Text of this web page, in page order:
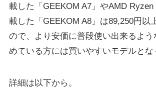
載した「GEEKOM A7」やAMD Ryzen
載した「GEEKOM A8」は89,250円以
ので、より安価に普段使い出来るよう
めている方には買いやすいモデルとな
詳細は以下から。